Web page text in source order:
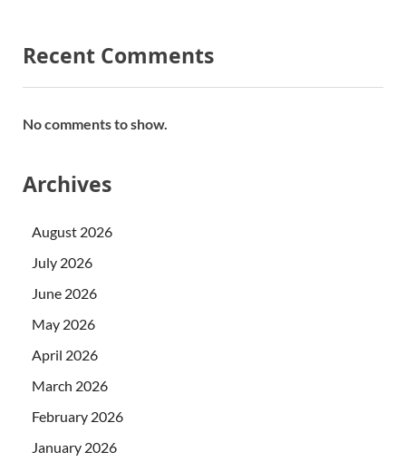
Recent Comments
No comments to show.
Archives
August 2026
July 2026
June 2026
May 2026
April 2026
March 2026
February 2026
January 2026